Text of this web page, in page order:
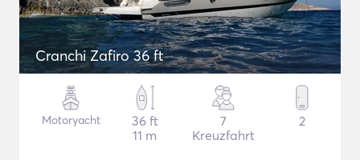
Cranchi Zafiro 36 ft
Motoryacht
36 ft
11 m
7
Kreuzfahrt
2